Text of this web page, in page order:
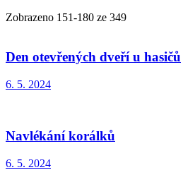
Zobrazeno 151-180 ze 349
Den otevřených dveří u hasičů
6. 5. 2024
Navlékání korálků
6. 5. 2024